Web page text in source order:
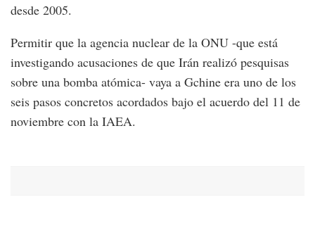
desde 2005.
Permitir que la agencia nuclear de la ONU -que está
investigando acusaciones de que Irán realizó pesquisas
sobre una bomba atómica- vaya a Gchine era uno de los
seis pasos concretos acordados bajo el acuerdo del 11 de
noviembre con la IAEA.